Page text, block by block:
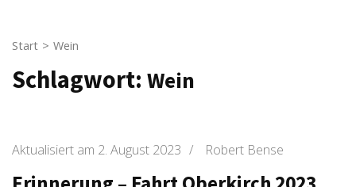
Start > Wein
Schlagwort: Wein
Aktualisiert am 2. August 2023 / Robert Bense